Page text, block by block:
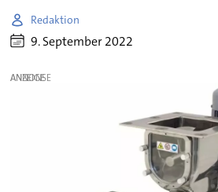
Redaktion
9. September 2022
ANZEIGE